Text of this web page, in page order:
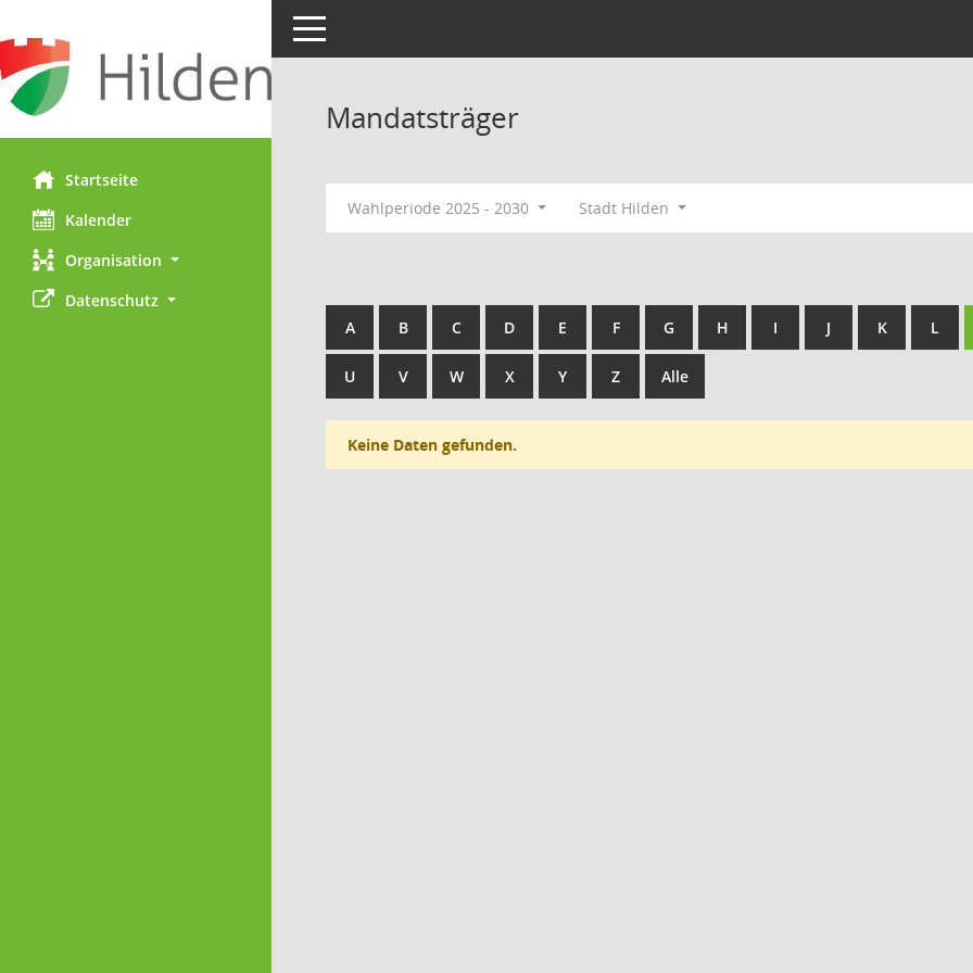
Startseite
Kalender
Organisation
Datenschutz
Toggle navigation
Mandatsträger
Wahlperiode 2025 - 2030 Stadt Hilden
A B C D E F G H I J K L
U V W X Y Z Alle
Keine Daten gefunden.